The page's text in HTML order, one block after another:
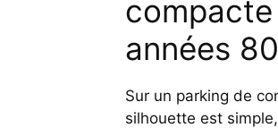
compacte
années 80
Sur un parking de
silhouette est